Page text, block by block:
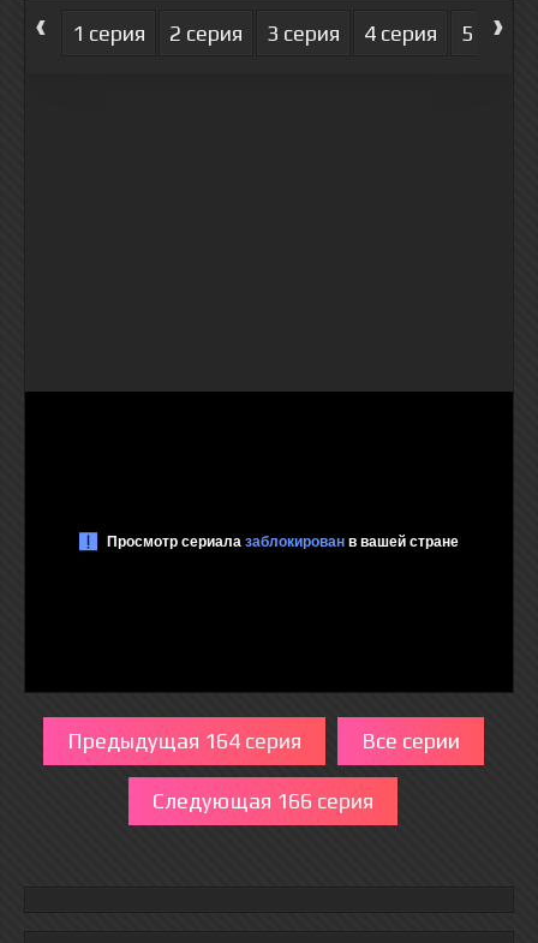
‹ 1 серия 2 серия 3 серия 4 серия 5 серия
›
Предыдущая 164 серия Все серии
Следующая 166 серия